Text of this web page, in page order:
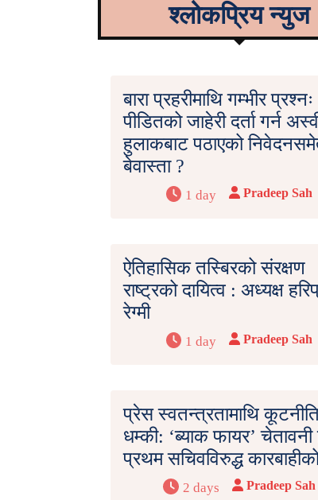
श्लोकप्रिय न्युज
बारा प्रहरीमाथि गम्भीर प्रश्नः
पीडितको जाहेरी दर्ता गर्न
हुलाकबाट पठाएको
बेवास्ता ?
1 day Pradeep Sah
ऐतिहासिक तस्बिरको संरक्षण
राष्ट्रको दायित्व : अध्यक्ष
रेग्मी
1 day Pradeep Sah
प्रेस स्वतन्त्रतामाथि
धम्की: ‘ब्याक फायर’ चेतावनी
प्रथम सचिवविरुद्ध
2 days Pradeep Sah